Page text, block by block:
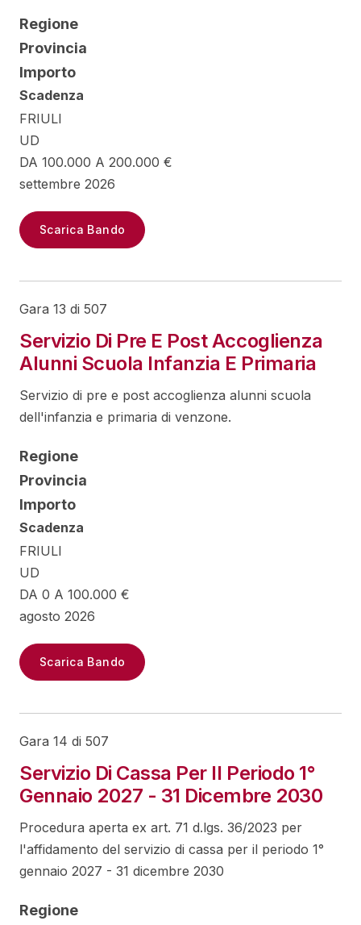
Regione
Provincia
Importo
Scadenza
FRIULI
UD
DA 100.000 A 200.000 €
settembre 2026
Scarica Bando
Gara 13 di 507
Servizio Di Pre E Post Accoglienza
Alunni Scuola Infanzia E Primaria
Servizio di pre e post accoglienza alunni scuola
dell'infanzia e primaria di venzone.
Regione
Provincia
Importo
Scadenza
FRIULI
UD
DA 0 A 100.000 €
agosto 2026
Scarica Bando
Gara 14 di 507
Servizio Di Cassa Per Il Periodo 1°
Gennaio 2027 - 31 Dicembre 2030
Procedura aperta ex art. 71 d.lgs. 36/2023 per
l'affidamento del servizio di cassa per il periodo 1°
gennaio 2027 - 31 dicembre 2030
Regione